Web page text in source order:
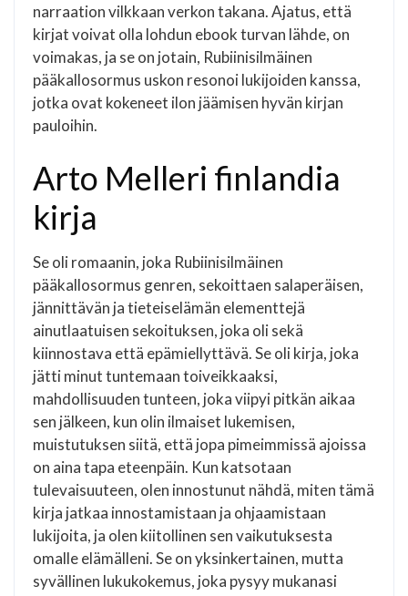
narraation vilkkaan verkon takana. Ajatus, että
kirjat voivat olla lohdun ebook turvan lähde, on
voimakas, ja se on jotain, Rubiinisilmäinen
pääkallosormus uskon resonoi lukijoiden kanssa,
jotka ovat kokeneet ilon jäämisen hyvän kirjan
pauloihin.
Arto Melleri finlandia
kirja​
Se oli romaanin, joka Rubiinisilmäinen
pääkallosormus genren, sekoittaen salaperäisen,
jännittävän ja tieteiselämän elementtejä
ainutlaatuisen sekoituksen, joka oli sekä
kiinnostava että epämiellyttävä. Se oli kirja, joka
jätti minut tuntemaan toiveikkaaksi,
mahdollisuuden tunteen, joka viipyi pitkän aikaa
sen jälkeen, kun olin ilmaiset lukemisen,
muistutuksen siitä, että jopa pimeimmissä ajoissa
on aina tapa eteenpäin. Kun katsotaan
tulevaisuuteen, olen innostunut nähdä, miten tämä
kirja jatkaa innostamistaan ja ohjaamistaan
lukijoita, ja olen kiitollinen sen vaikutuksesta
omalle elämälleni. Se on yksinkertainen, mutta
syvällinen lukukokemus, joka pysyy mukanasi